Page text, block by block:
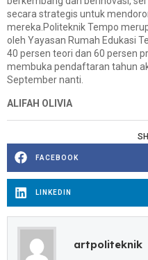
secara strategis untuk
mereka.Politeknik Tempo
oleh Yayasan Rumah Edukasi
40 persen teori dan 60 persen
membuka pendaftaran tahun
September nanti.
ALIFAH OLIVIA
FACEBOOK
LINKEDIN
artpoliteknik